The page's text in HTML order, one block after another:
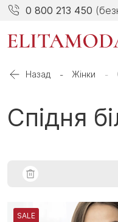
0 800 213 450
Назад Жінки
Спідня
SALE